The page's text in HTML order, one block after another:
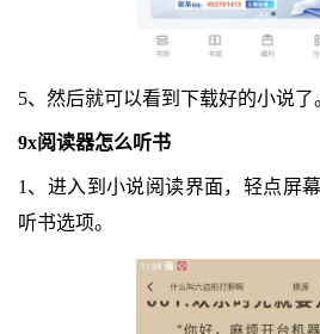
5、然后就可以看到下载好的小说了
9x阅读器怎么听书
1、进入到小说阅读界面，轻点屏
听书选项。